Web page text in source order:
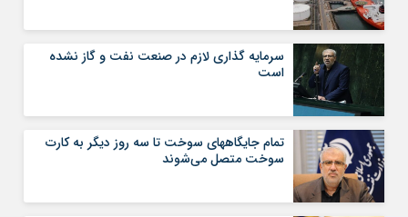
سرمایه گذاری لازم در صنعت نفت و گاز نشده
است
تمام جایگاههای سوخت تا سه روز دیگر به کارت
سوخت متصل می‌شوند